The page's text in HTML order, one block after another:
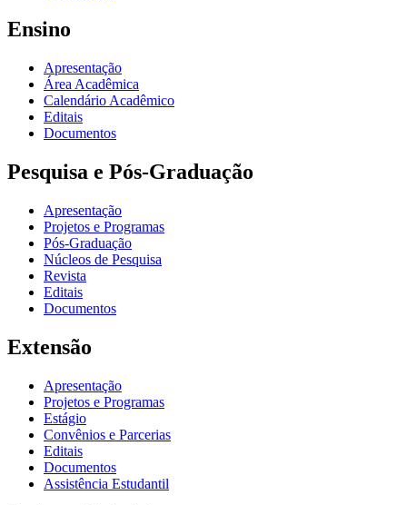
Ensino
Apresentação
Área Acadêmica
Calendário Acadêmico
Editais
Documentos
Pesquisa e Pós-Graduação
Apresentação
Projetos e Programas
Pós-Graduação
Núcleos de Pesquisa
Revista
Editais
Documentos
Extensão
Apresentação
Projetos e Programas
Estágio
Convênios e Parcerias
Editais
Documentos
Assistência Estudantil